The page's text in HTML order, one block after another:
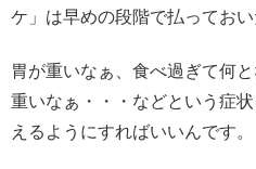
ケ」は早めの段階で払っておい
胃が重いなぁ、食べ過ぎて何
重いなぁ・・・などという症
えるようにすればいいんです。